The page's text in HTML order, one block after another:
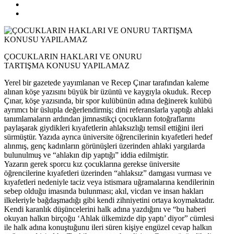
ÇOCUKLARIN HAKLARI VE ONURU
TARTIŞMA KONUSU YAPILAMAZ
Yerel bir gazetede yayımlanan ve Recep Çınar tarafından kaleme
alınan köşe yazısını büyük bir üzüntü ve kaygıyla okuduk. Recep
Çınar, köşe yazısında, bir spor kulübünün adına değinerek kulübü
ayrımcı bir üslupla değerlendirmiş; dini referanslarla yaptığı ahlaki
tanımlamaların ardından jimnastikçi çocukların fotoğraflarını
paylaşarak giydikleri kıyafetlerin ahlaksızlığı temsil ettiğini ileri
sürmüştür. Yazıda ayrıca üniversite öğrencilerinin kıyafetleri hedef
alınmış, genç kadınların görünüşleri üzerinden ahlaki yargılarda
bulunulmuş ve “ahlakın dip yaptığı” iddia edilmiştir.
Yazarın gerek sporcu kız çocuklarına gerekse üniversite
öğrencilerine kıyafetleri üzerinden “ahlaksız” damgası vurması ve
kıyafetleri nedeniyle taciz veya istismara uğramalarına kendilerinin
sebep olduğu imasında bulunması; akıl, vicdan ve insan hakları
ilkeleriyle bağdaşmadığı gibi kendi zihniyetini ortaya koymaktadır.
Kendi karanlık düşüncelerini halk adına yazdığını ve “bu haberi
okuyan halkın birçoğu ‘Ahlak ülkemizde dip yaptı’ diyor” cümlesi
ile halk adına konuştuğunu ileri süren kişiye engüzel cevap halkın